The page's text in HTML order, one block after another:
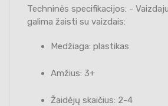
Techninės specifikacijos: -
galima žaisti su vaizdais:
Medžiaga: plastikas
Amžius: 3+
Žaidėjų skaičius: 2-4